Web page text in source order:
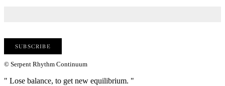
© Serpent Rhythm Continuum
" Lose balance, to get new equilibrium. "